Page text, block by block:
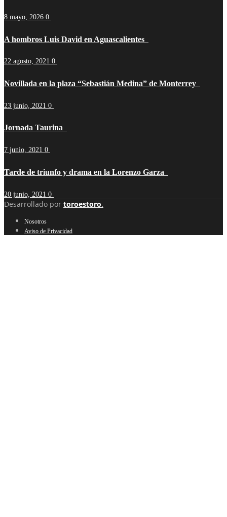
8 mayo, 2026 0
A hombros Luis David en Aguascalientes
22 agosto, 2021 0
Novillada en la plaza “Sebastián Medina” de Monterrey
23 junio, 2021 0
Jornada Taurina
7 junio, 2021 0
Tarde de triunfo y drama en la Lorenzo Garza
20 junio, 2021 0
Desarrollado por toroestoro.
Nosotros
Aviso de Privacidad